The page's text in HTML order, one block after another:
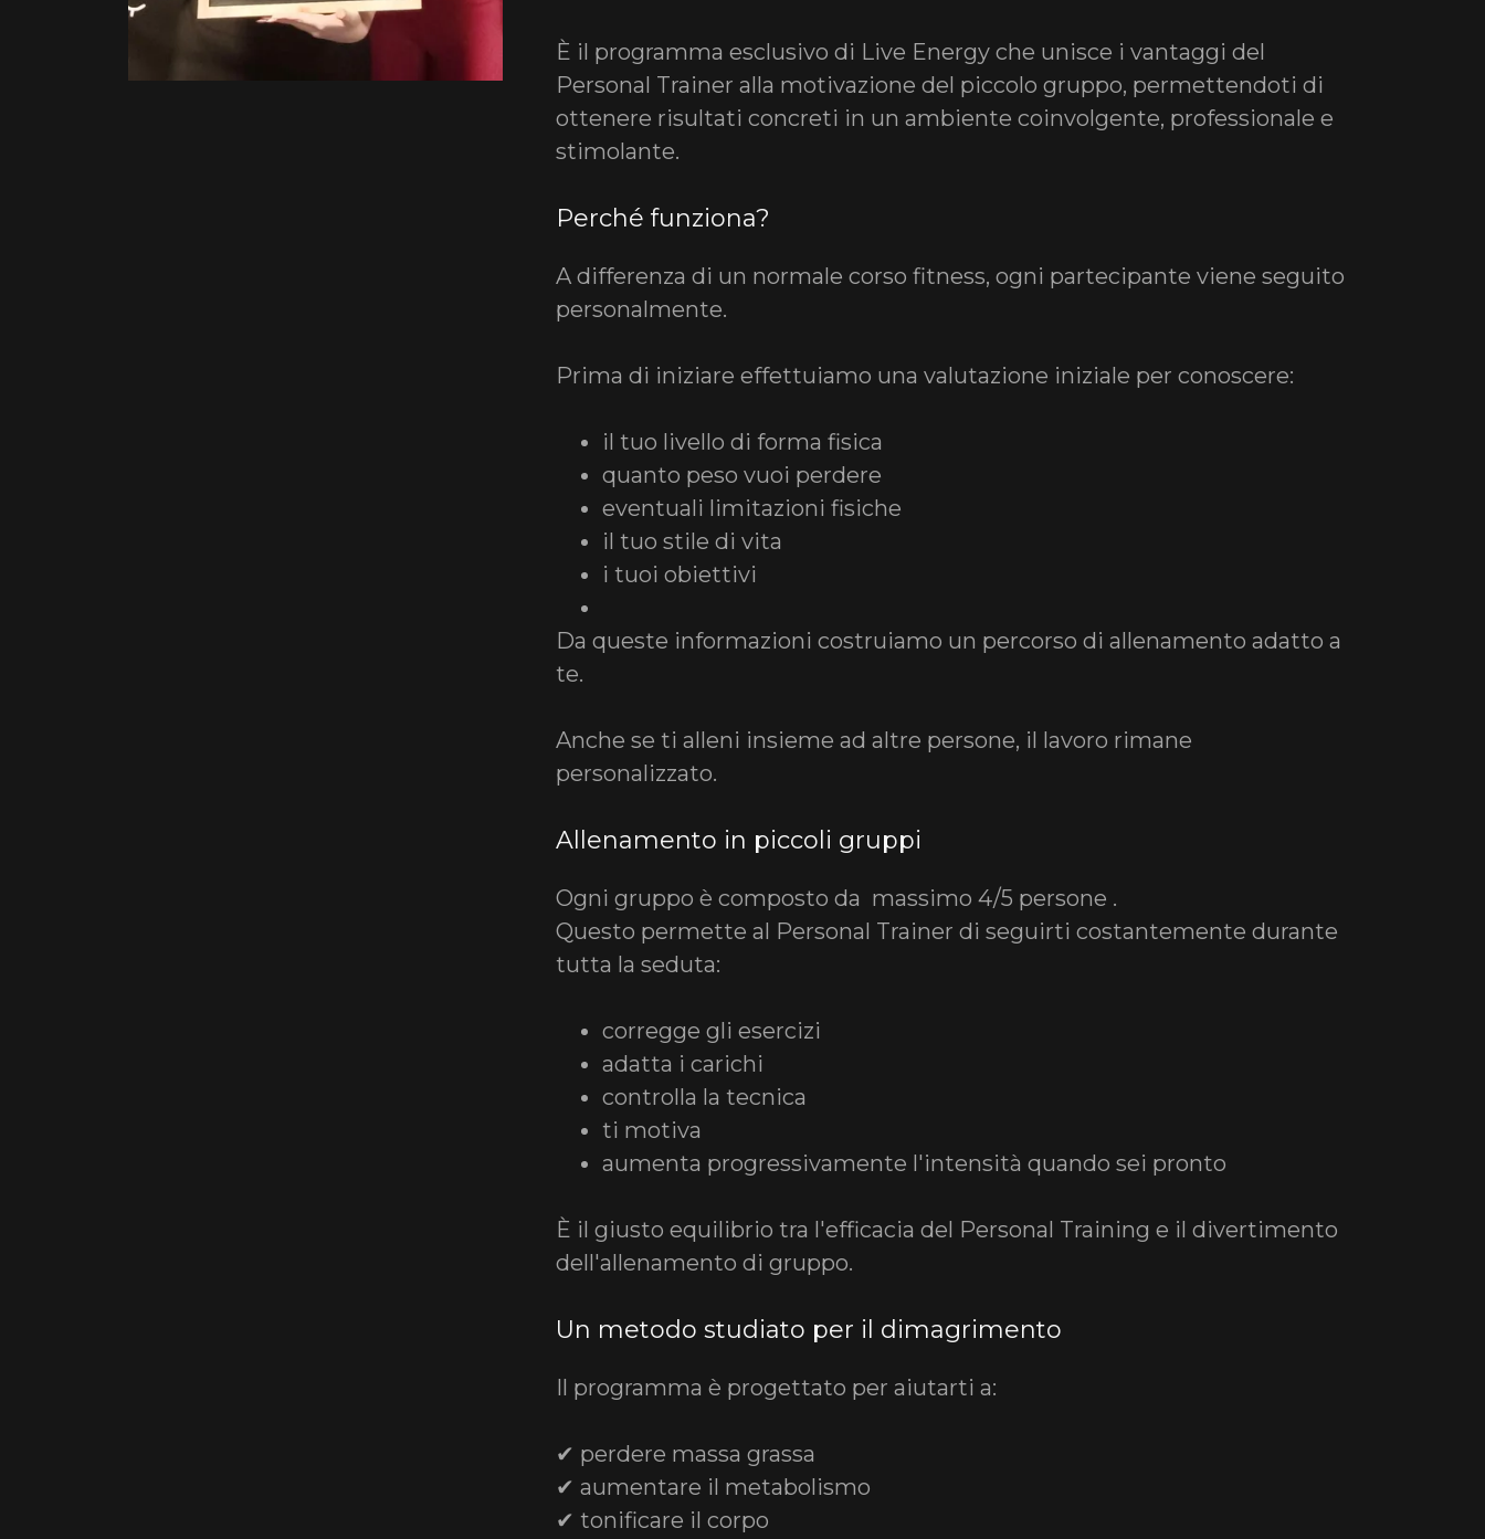
È il programma esclusivo di Live Energy che unisce i vantaggi del
Personal Trainer alla motivazione del piccolo gruppo, permettendoti di
ottenere risultati concreti in un ambiente coinvolgente, professionale e
stimolante.
Perché funziona?
A differenza di un normale corso fitness, ogni partecipante viene seguito
personalmente.
Prima di iniziare effettuiamo una valutazione iniziale per conoscere:
il tuo livello di forma fisica
quanto peso vuoi perdere
eventuali limitazioni fisiche
il tuo stile di vita
i tuoi obiettivi
Da queste informazioni costruiamo un percorso di allenamento adatto a
te.
Anche se ti alleni insieme ad altre persone, il lavoro rimane
personalizzato.
Allenamento in piccoli gruppi
Ogni gruppo è composto da massimo 4/5 persone .
Questo permette al Personal Trainer di seguirti costantemente durante
tutta la seduta:
corregge gli esercizi
adatta i carichi
controlla la tecnica
ti motiva
aumenta progressivamente l'intensità quando sei pronto
È il giusto equilibrio tra l'efficacia del Personal Training e il divertimento
dell'allenamento di gruppo.
Un metodo studiato per il dimagrimento
Il programma è progettato per aiutarti a:
✔ perdere massa grassa
✔ aumentare il metabolismo
✔ tonificare il corpo